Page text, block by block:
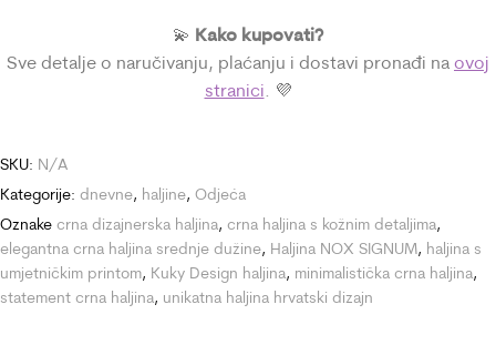
💫 Kako kupovati?
Sve detalje o naručivanju, plaćanju i dostavi pronađi na ovoj
stranici. 💜
SKU: N/A
Kategorije: dnevne, haljine, Odjeća
Oznake crna dizajnerska haljina, crna haljina s kožnim detaljima,
elegantna crna haljina srednje dužine, Haljina NOX SIGNUM, haljina s
umjetničkim printom, Kuky Design haljina, minimalistička crna haljina,
statement crna haljina, unikatna haljina hrvatski dizajn